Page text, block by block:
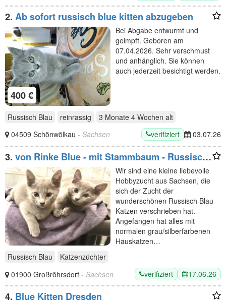
2. Ab sofort russisch blue kitten abzugeben
400 €
Bei Abgabe entwurmt und
geimpft. Geboren am
07.04.2026. Sehr verschmust
und anhänglich. Sie können
auch jederzeit besichtigt werden.
Russisch Blau reinrassig 3 Monate 4 Wochen alt
04509 Schönwölkau - Sachsen verifiziert 03.07.26
3. von Rinke Blue - mit Stammbaum - Russisch
Blau
Wir sind eine kleine liebevolle
Hobbyzucht aus Sachsen, die
sich der Zucht der
wunderschönen Russisch Blau
Katzen verschrieben hat.
Angefangen hat alles mit
normalen grau/silberfarbenen
Hauskatzen…
Russisch Blau
Katzenzüchter
01900 Großröhrsdorf - Sachsen verifiziert 17.06.26
4. Blue Kitten Dresden